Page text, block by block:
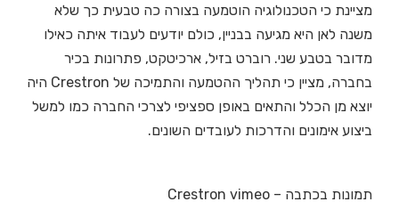
מציינת כי הטכנולוגיה הוטמעה בצורה כה טבעית כך שלא
משנה לאן היא מגיעה בבניין, כולם יודעים לעבוד איתה כאילו
מדובר בטבע שני. רוברט בזיל, ארכיטקט, פתרונות בכיר
בחברה, מציין כי תהליך ההטמעה והתמיכה של Crestron היה
יוצא מן הכלל והתאים באופן ספציפי לצרכי החברה כמו למשל
ביצוע אימונים והדרכות לעובדים השונים.
תמונות בכתבה – Crestron vimeo